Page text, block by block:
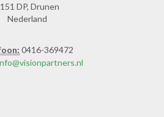
DP, Drunen
Nederland
0416-369472